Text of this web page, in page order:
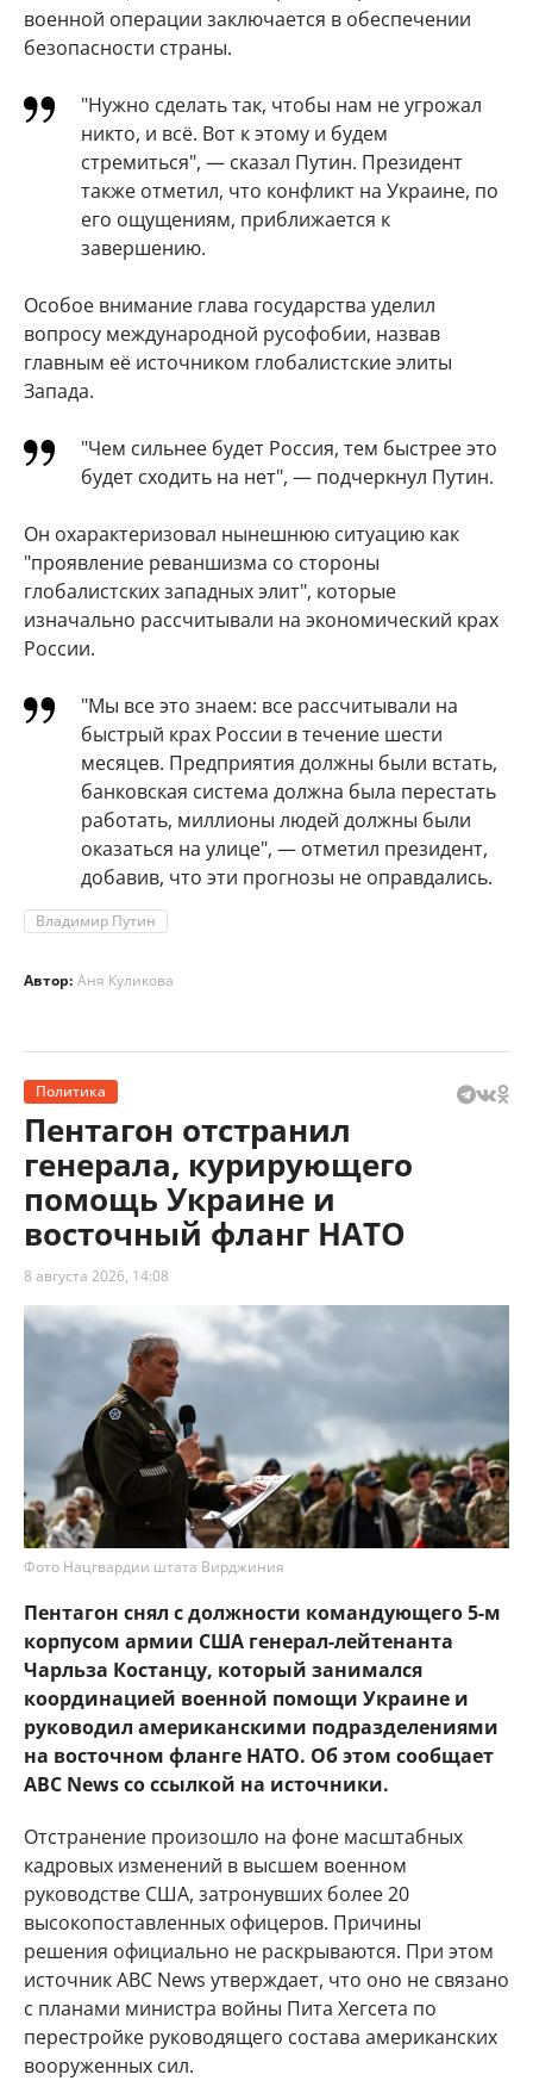
военной операции заключается в обеспечении
безопасности страны.
"Нужно сделать так, чтобы нам не угрожал
никто, и всё. Вот к этому и будем
стремиться", — сказал Путин. Президент
также отметил, что конфликт на Украине, по
его ощущениям, приближается к
завершению.
Особое внимание глава государства уделил
вопросу международной русофобии, назвав
главным её источником глобалистские элиты
Запада.
"Чем сильнее будет Россия, тем быстрее это
будет сходить на нет", — подчеркнул Путин.
Он охарактеризовал нынешнюю ситуацию как
"проявление реваншизма со стороны
глобалистских западных элит", которые
изначально рассчитывали на экономический крах
России.
"Мы все это знаем: все рассчитывали на
быстрый крах России в течение шести
месяцев. Предприятия должны были встать,
банковская система должна была перестать
работать, миллионы людей должны были
оказаться на улице", — отметил президент,
добавив, что эти прогнозы не оправдались.
Владимир Путин
Автор: Аня Куликова
Политика
Пентагон отстранил
генерала, курирующего
помощь Украине и
восточный фланг НАТО
8 августа 2026, 14:08
Фото Нацгвардии штата Вирджиния
Пентагон снял с должности командующего 5-м
корпусом армии США генерал-лейтенанта
Чарльза Костанцу, который занимался
координацией военной помощи Украине и
руководил американскими подразделениями
на восточном фланге НАТО. Об этом сообщает
ABC News со ссылкой на источники.
Отстранение произошло на фоне масштабных
кадровых изменений в высшем военном
руководстве США, затронувших более 20
высокопоставленных офицеров. Причины
решения официально не раскрываются. При этом
источник ABC News утверждает, что оно не связано
с планами министра войны Пита Хегсета по
перестройке руководящего состава американских
вооруженных сил.